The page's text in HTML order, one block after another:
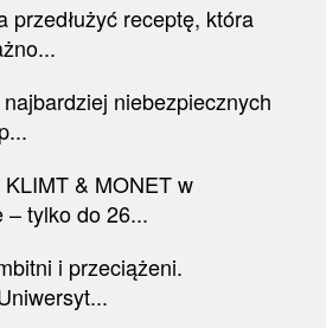
przedłużyć receptę, która
niebezpiecznych
& MONET w
– tylko do 26...
i przeciążeni.